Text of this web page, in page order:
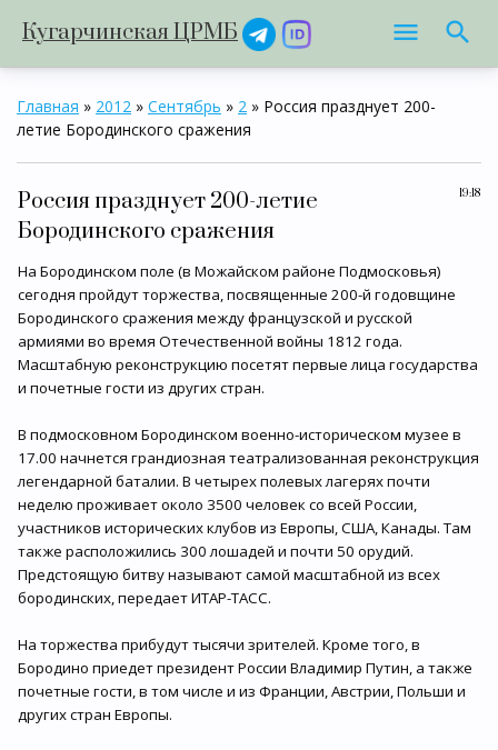
Кугарчинская ЦРМБ
Главная » 2012 » Сентябрь » 2 » Россия празднует 200-
летие Бородинского сражения
19:18
Россия празднует 200-летие
Бородинского сражения
На Бородинском поле (в Можайском районе Подмосковья)
сегодня пройдут торжества, посвященные 200-й годовщине
Бородинского сражения между французской и русской
армиями во время Отечественной войны 1812 года.
Масштабную реконструкцию посетят первые лица государства
и почетные гости из других стран.
В подмосковном Бородинском военно-историческом музее в
17.00 начнется грандиозная театрализованная реконструкция
легендарной баталии. В четырех полевых лагерях почти
неделю проживает около 3500 человек со всей России,
участников исторических клубов из Европы, США, Канады. Там
также расположились 300 лошадей и почти 50 орудий.
Предстоящую битву называют самой масштабной из всех
бородинских, передает ИТАР-ТАСС.
На торжества прибудут тысячи зрителей. Кроме того, в
Бородино приедет президент России Владимир Путин, а также
почетные гости, в том числе и из Франции, Австрии, Польши и
других стран Европы.